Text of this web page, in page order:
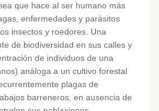
que hace al ser humano más
enfermedades y parásitos
insectos y roedores. Una
de biodiversidad en sus calles y
de individuos de una
análoga a un cultivo forestal
plagas de
barreneros, en ausencia de